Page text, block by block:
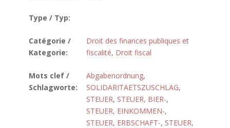
Type / Typ:
Catégorie /
Kategorie:
Droit des finances publiques et
fiscalité, Droit fiscal
Mots clef /
Schlagworte:
Abgabenordnung,
SOLIDARITAETSZUSCHLAG,
STEUER, STEUER, BIER-,
STEUER, EINKOMMEN-,
STEUER, ERBSCHAFT-, STEUER,